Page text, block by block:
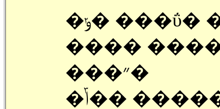
�ݸ� ���ΰ� �����д�( �� ����
����
���״�
�ݴ�� ������ �ΰ�, ���װ�